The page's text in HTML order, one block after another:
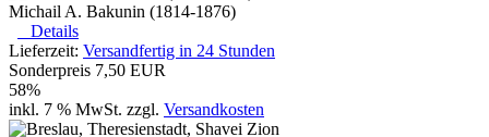
Michail A. Bakunin (1814-1876)
Details
Lieferzeit: Versandfertig in 24 Stunden
Sonderpreis 7,50 EUR
58%
inkl. 7 % MwSt. zzgl. Versandkosten